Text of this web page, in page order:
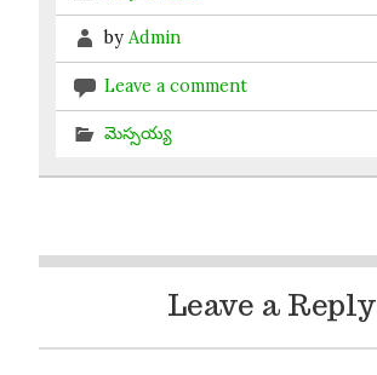
by Admin
Leave a comment
మెస్సయ్య
Leave a Reply